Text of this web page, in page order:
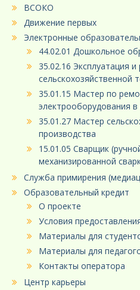
ВСОКО
Движение первых
Электронные
44.02.01 Дошкольное
35.02.16 Эксплуатация
сельскохозяйственной
35.01.15 Мастер по
электрооборудования в
35.01.27 Мастер
производства
15.01.05 Сварщик
механизированной
Служба примирения
Образовательный кредит
О проекте
Условия
Материалы для
Материалы для
Контакты оператора
Центр карьеры